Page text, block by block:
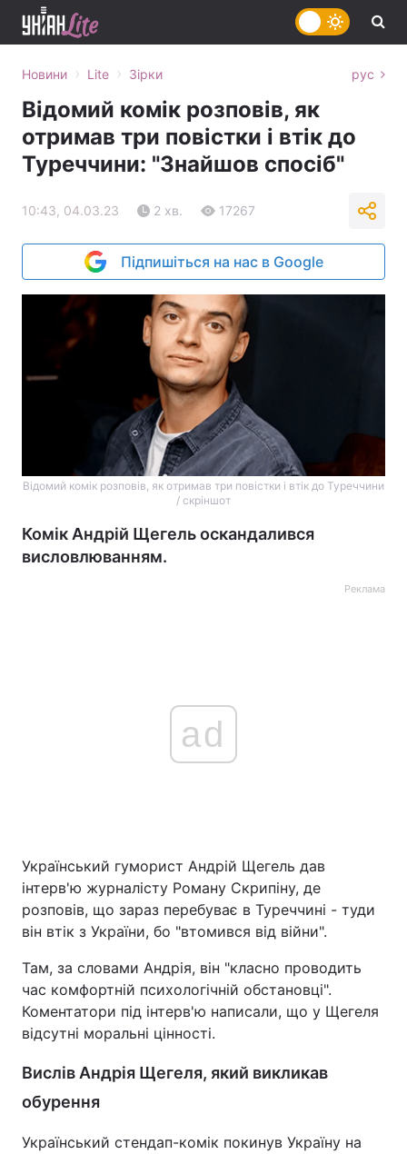
Головна Війна
Україна Політика
Економіка Світ
Спорт Наука
Зброя
Новини › Lite › Зірки рус
Відомий комік розповів, як
отримав три повістки і втік до
Туреччини: "Знайшов спосіб"
10:43, 04.03.23 2 хв. 17267
Підпишіться на нас в Google
Відомий комік розповів, як отримав три повістки і втік до Туреччини
/ скріншот
Комік Андрій Щегель оскандалився
висловлюванням.
Реклама
ad
Український гуморист Андрій Щегель дав
інтерв'ю журналісту Роману Скрипіну, де
розповів, що зараз перебуває в Туреччині - туди
він втік з України, бо "втомився від війни".
Там, за словами Андрія, він "класно проводить
час комфортній психологічній обстановці".
Коментатори під інтерв'ю написали, що у Щегеля
відсутні моральні цінності.
Вислів Андрія Щегеля, який викликав
обурення
Український стендап-комік покинув Україну на